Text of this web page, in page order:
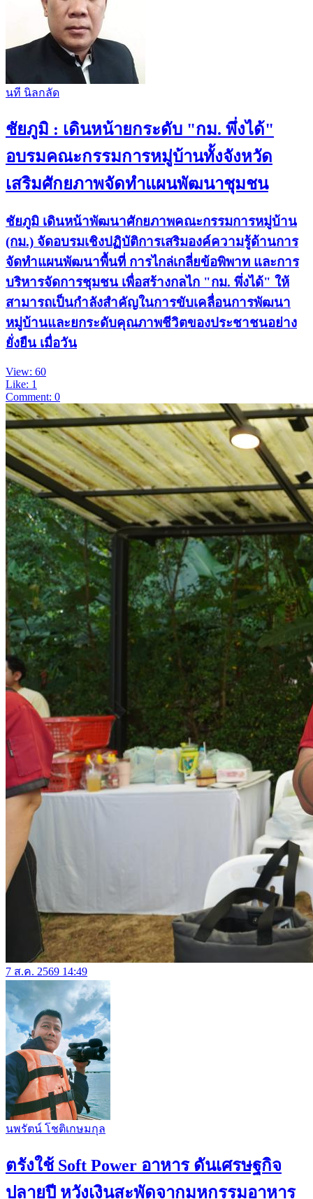
นที​ นิล​กลัด​
ชัยภูมิ : เดินหน้ายกระดับ "กม. พึ่งได้"
อบรมคณะกรรมการหมู่บ้านทั้งจังหวัด
เสริมศักยภาพจัดทำแผนพัฒนาชุมชน
ชัยภูมิ เดินหน้าพัฒนาศักยภาพคณะกรรมการหมู่บ้าน
(กม.) จัดอบรมเชิงปฏิบัติการเสริมองค์ความรู้ด้านการ
จัดทำแผนพัฒนาพื้นที่ การไกล่เกลี่ยข้อพิพาท และการ
บริหารจัดการชุมชน เพื่อสร้างกลไก "กม. พึ่งได้" ให้
สามารถเป็นกำลังสำคัญในการขับเคลื่อนการพัฒนา
หมู่บ้านและยกระดับคุณภาพชีวิตของประชาชนอย่าง
ยั่งยืน เมื่อวัน
View: 60
Like: 1
Comment: 0
7 ส.ค. 2569 14:49
นพรัตน์ โชติเกษมกุล
ตรังใช้ Soft Power อาหาร ดันเศรษฐกิจ
ปลายปี หวังเงินสะพัดจากมหกรรมอาหาร